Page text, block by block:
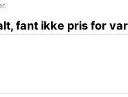
fant ikke pris for